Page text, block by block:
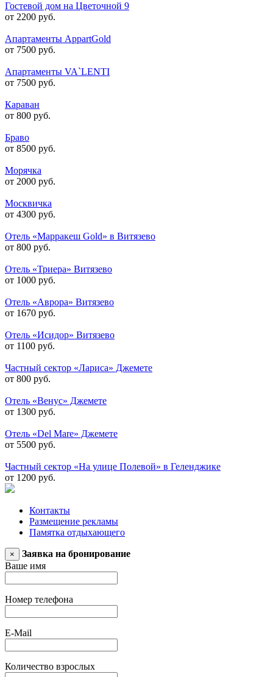
Гостевой дом на Цветочной 9
от 2200 руб.
Апартаменты AppartGold
от 7500 руб.
Апартаменты VA`LENTI
от 7500 руб.
Караван
от 800 руб.
Браво
от 8500 руб.
Морячка
от 2000 руб.
Москвичка
от 4300 руб.
Отель «Марракеш Gold» в Витязево
от 800 руб.
Отель «Триера» Витязево
от 1000 руб.
Отель «Аврора» Витязево
от 1670 руб.
Отель «Исидор» Витязево
от 1100 руб.
Частный сектор «Лариса» Джемете
от 800 руб.
Отель «Венус» Джемете
от 1300 руб.
Отель «Del Mare» Джемете
от 5500 руб.
Частный сектор «На улице Полевой» в Геленджике
от 1200 руб.
Контакты
Размещение рекламы
Памятка отдыхающего
×
Заявка на бронирование
Ваше имя
Номер телефона
E-Mail
Количество взрослых